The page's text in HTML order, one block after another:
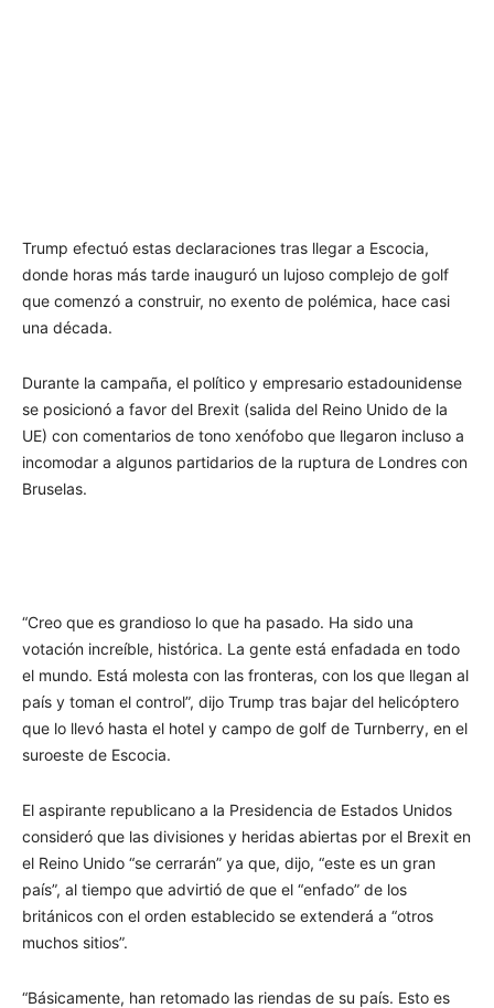
Trump efectuó estas declaraciones tras llegar a Escocia,
donde horas más tarde inauguró un lujoso complejo de golf
que comenzó a construir, no exento de polémica, hace casi
una década.
Durante la campaña, el político y empresario estadounidense
se posicionó a favor del Brexit (salida del Reino Unido de la
UE) con comentarios de tono xenófobo que llegaron incluso a
incomodar a algunos partidarios de la ruptura de Londres con
Bruselas.
“Creo que es grandioso lo que ha pasado. Ha sido una
votación increíble, histórica. La gente está enfadada en todo
el mundo. Está molesta con las fronteras, con los que llegan al
país y toman el control”, dijo Trump tras bajar del helicóptero
que lo llevó hasta el hotel y campo de golf de Turnberry, en el
suroeste de Escocia.
El aspirante republicano a la Presidencia de Estados Unidos
consideró que las divisiones y heridas abiertas por el Brexit en
el Reino Unido “se cerrarán” ya que, dijo, “este es un gran
país”, al tiempo que advirtió de que el “enfado” de los
británicos con el orden establecido se extenderá a “otros
muchos sitios”.
“Básicamente, han retomado las riendas de su país. Esto es